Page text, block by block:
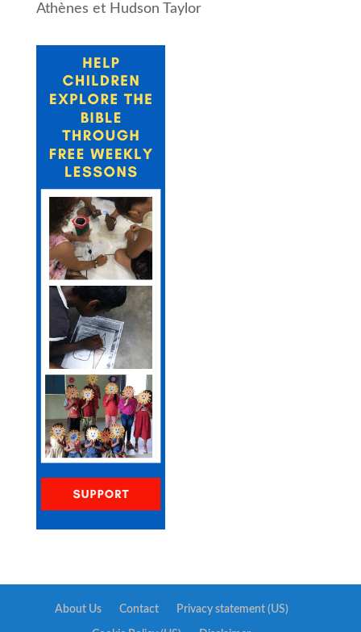
Athènes et Hudson Taylor
About Us Contact Privacy statement (US)